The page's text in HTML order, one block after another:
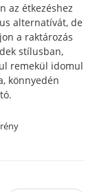
az étkezéshez
alternatívát, de
a raktározás
stílusban,
remekül idomul
könnyedén